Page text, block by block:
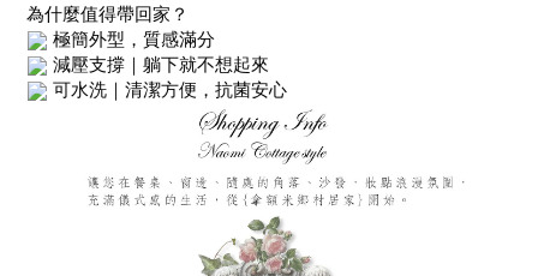
為什麼值得帶回家？
極簡外型，質感滿分
減壓支撐｜躺下就不想起來
可水洗｜清潔方便，抗菌安心